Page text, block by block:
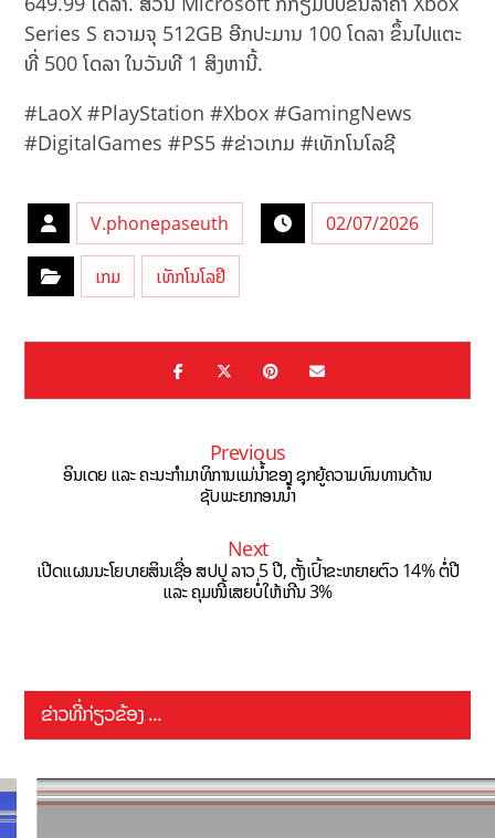
Series S ຄວາມຈຸ 512GB ອີກປະມານ 100 ໂດລາ ຂຶ້ນໄປແຕະ
ທີ່ 500 ໂດລາ ໃນວັນທີ 1 ສິງຫານີ້.
#LaoX #PlayStation #Xbox #GamingNews
#DigitalGames #PS5 #ຂ່າວເກມ #ເທັກໂນໂລຊີ
V.phonepaseuth 02/07/2026
ເກມ ເທັກໂນໂລຢີ
Previous
ອິນເດຍ ແລະ ຄະນະກຳມາທິການແມ່ນ້ຳຂອງ ຊຸກຍູ້ຄວາມທົນທານດ້ານ
ຊັບພະຍາກອນນ້ຳ
Next
ເປີດແຜນນະໂຍບາຍສິນເຊື່ອ ສປປ ລາວ 5 ປີ, ຕັ້ງເປົ້າຂະຫຍາຍຕົວ 14% ຕໍ່ປີ
ແລະ ຄຸມໜີ້ເສຍບໍ່ໃຫ້ເກີນ 3%
ຂ່າວທີ່ກ່ຽວຂ້ອງ ...